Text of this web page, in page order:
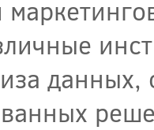
данных,